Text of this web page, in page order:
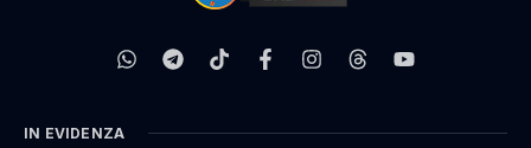
IN EVIDENZA